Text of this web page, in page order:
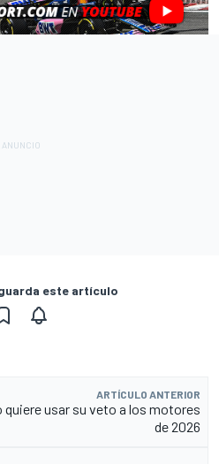
este artículo
ARTÍCULO ANTERIOR
quiere usar su veto a los motores
de 2026